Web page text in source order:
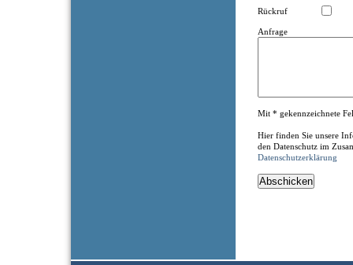
Rückruf
Anfrage
Mit * gekennzeichnete
Hier finden Sie unsere
den Datenschutz im
Datenschutzerklärung